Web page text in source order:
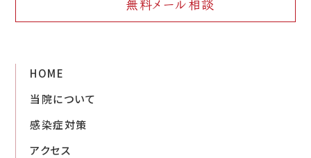
無料メール相談
HOME
当院について
感染症対策
アクセス